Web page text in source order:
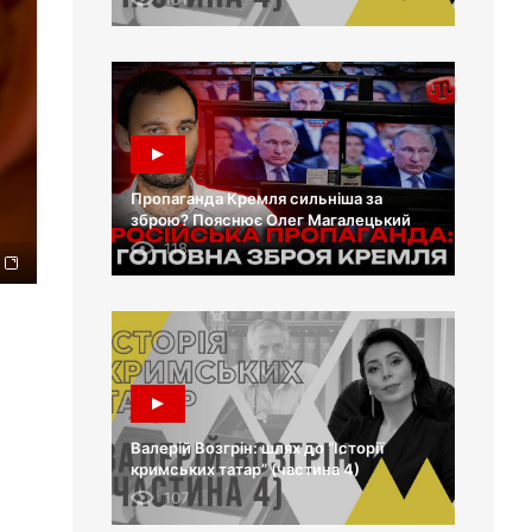
Пропаганда Кремля сильніша за
зброю? Пояснює Олег Магалецький
118
Валерій Возгрін: шлях до “Історії
кримських татар” (частина 4)
107